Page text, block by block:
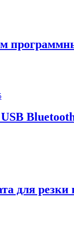
для резки